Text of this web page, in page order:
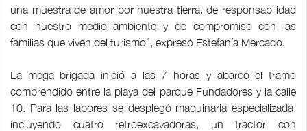
una muestra de amor por nuestra tierra, de responsabilidad
con nuestro medio ambiente y de compromiso con las
familias que viven del turismo”, expresó Estefanía Mercado.
La mega brigada inició a las 7 horas y abarcó el tramo
comprendido entre la playa del parque Fundadores y la calle
10. Para las labores se desplegó maquinaria especializada,
incluyendo cuatro retroexcavadoras, un tractor con